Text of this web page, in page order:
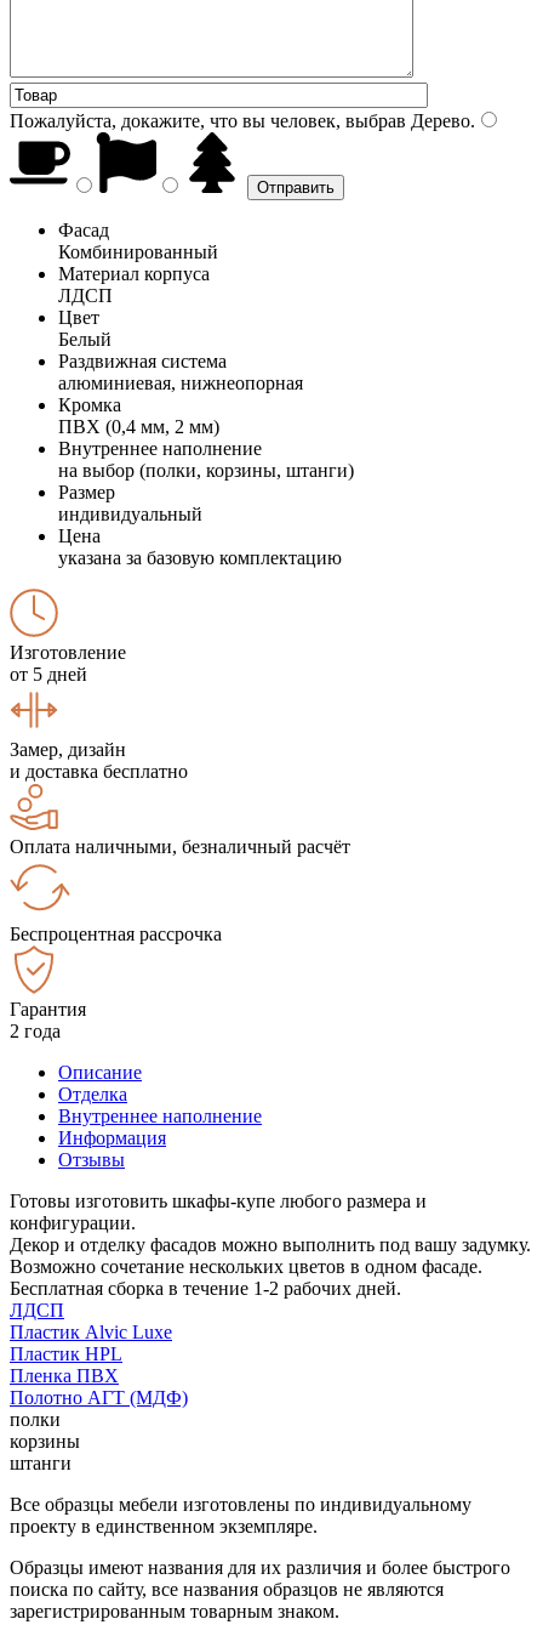
Пожалуйста, докажите, что вы человек, выбрав Дерево.
Фасад
Комбинированный
Материал корпуса
ЛДСП
Цвет
Белый
Раздвижная система
алюминиевая, нижнеопорная
Кромка
ПВХ (0,4 мм, 2 мм)
Внутреннее наполнение
на выбор (полки, корзины, штанги)
Размер
индивидуальный
Цена
указана за базовую комплектацию
Изготовление
от 5 дней
Замер, дизайн
и доставка бесплатно
Оплата наличными, безналичный расчёт
Беспроцентная рассрочка
Гарантия
2 года
Описание
Отделка
Внутреннее наполнение
Информация
Отзывы
Готовы изготовить шкафы-купе любого размера и
конфигурации.
Декор и отделку фасадов можно выполнить под вашу задумку.
Возможно сочетание нескольких цветов в одном фасаде.
Бесплатная сборка в течение 1-2 рабочих дней.
ЛДСП
Пластик Alvic Luxe
Пластик HPL
Пленка ПВХ
Полотно АГТ (МДФ)
полки
корзины
штанги
Все образцы мебели изготовлены по индивидуальному
проекту в единственном экземпляре.
Образцы имеют названия для их различия и более быстрого
поиска по сайту, все названия образцов не являются
зарегистрированным товарным знаком.